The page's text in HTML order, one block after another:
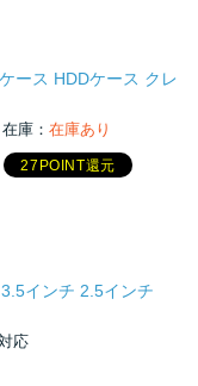
ース HDDケース クレ
在庫： 在庫あり
27POINT還元
インチ 2.5インチ
応